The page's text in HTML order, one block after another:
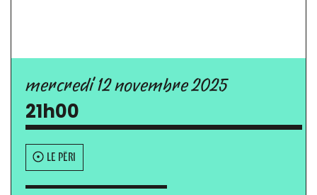
mercredi 12 novembre 2025
21h00
LE PÉRI